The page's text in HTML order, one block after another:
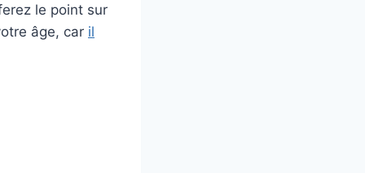
le point sur
âge, car il